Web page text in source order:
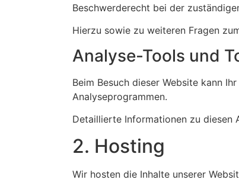
Beschwerderecht bei der
Hierzu sowie zu weiteren Fragen
Analyse-Tools und
Beim Besuch dieser Website kann
Analyseprogrammen.
Detaillierte Informationen zu diesen
2. Hosting
Wir hosten die Inhalte unserer